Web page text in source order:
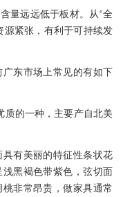
量远远低于板材。从“全
源紧张，有利于可持续发
东市场上常见的有如下
质的一种，主要产自北美
有美丽的特征性条状花
黑褐色带紫色，弦切面
桃非常昂贵，做家具通常